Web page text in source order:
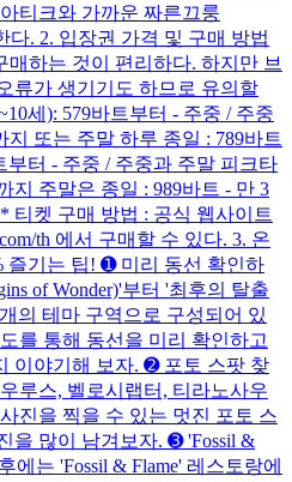
티크와 가까운 짜른끄룽
다. 2. 입장권 가격 및 구매 방법
하는 것이 편리하다. 하지만 브
류가 생기기도 하므로 유의할
세): 579바트부터 - 주중 / 주중
또는 주말 하루 종일 : 789바트
부터 - 주중 / 주중과 주말 피크타
지 주말은 종일 : 989바트 - 만 3
티켓 구매 방법 : 공식 웹사이트
th 에서 구매할 수 있다. 3. 온
기는 팁! ➊ 미리 동선 확인하
of Wonder)'부터 '최후의 탈출
의 테마 구역으로 구성되어 있
를 통해 동선을 미리 확인하고
이야기해 보자. ➋ 포토 스팟 찾
루스, 벨로시랩터, 티라노사우
진을 찍을 수 있는 멋진 포토 스
을 많이 남겨보자. ➌ 'Fossil &
에는 'Fossil & Flame' 레스토랑에